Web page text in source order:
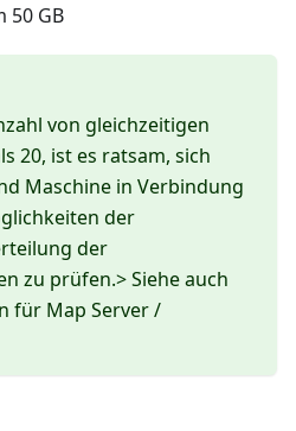
50 GB
von gleichzeitigen
20, ist es ratsam, sich
Maschine in Verbindung
der
der
zu prüfen.> Siehe auch
für Map Server /